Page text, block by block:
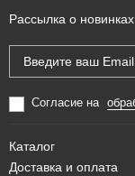
Рассылка о
Согласие на
Каталог
Доставка и оплата